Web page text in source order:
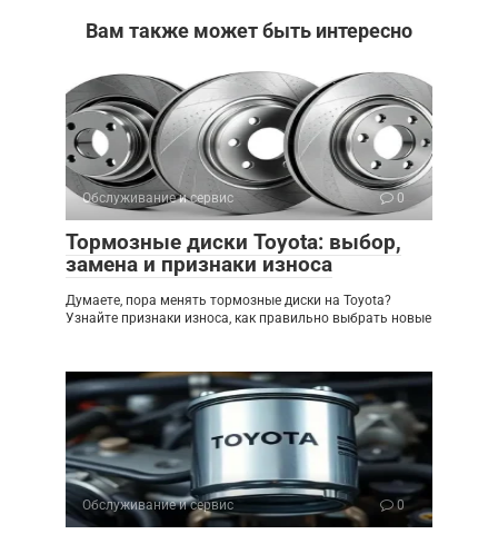
Вам также может быть интересно
Обслуживание и сервис 0
Тормозные диски Toyota: выбор,
замена и признаки износа
Думаете, пора менять тормозные диски на Toyota?
Узнайте признаки износа, как правильно выбрать новые
Обслуживание и сервис 0